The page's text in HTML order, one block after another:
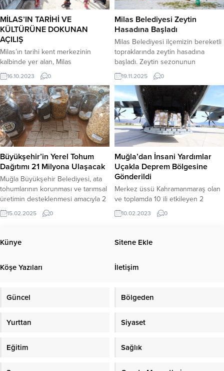
Kahramanmaraş olan ve 10 ilde
yıkıma neden olan...
ormanlık alana sıçrayan orman
yangın, havadan ve karadan...
MİLAS’IN TARİHİ VE
KÜLTÜRÜNE DOKUNAN
AÇILIŞ
Milas’ın tarihi kent merkezinin
kalbinde yer alan, Milas
Belediyesi’nce yürütülen
restorasyon çalışmalarının ardından
yeniden kent yaşamına adapte
edilen 300 yıllık Çöllüoğlu Hanı’nın
açılışı gerçekleştirildi. Han içerisine
oluşturulan ‘Milas Kent Belleği
Turhan Selçuk Anı Odası’ ile ‘İhsan
Küçüktaş Minyatür Milas Eserleri
Müzesi’nin de açılışının yapıldığı
etkinlikte, ünlü karikatüristlerin de
katılımıyla 13....
16.10.2023 0
Milas Belediyesi Zeytin
Hasadına Başladı
Milas Belediyesi ilçemizin bereketli
topraklarında zeytin hasadına
başladı. Zeytin sezonunun
başlamasıyla kolları sıvayan Milas
Belediyesi ekipleri, mülkiyeti
belediyeye ait olan arazilerde
bulunan zeytin ağaçlarında hasat
çalışmalarına başladı. Hem üretimi
teşvik eden hem de kendi
ürünlerini üreten Milas Belediyesi
çalışmalarını titizlikle sürdürüyor. Yıl
boyunca bakımları düzenli olarak
yapılan ve özenle korunan...
19.11.2025 0
Büyükşehir’in Yerel Tohum
Dağıtımı 21 Milyona Ulaşacak
Muğla Büyükşehir Belediyesi, ata
tohumlarının korunması ve tarımsal
üretimin desteklenmesi amacıyla 2
milyon yerel tohumu toprakla
buluşturmaya başlıyor. 2016 yılında
tarafından “Yerel Tohum, Ulusal
Güç” sloganıyla başlatılan proje
19 milyon tohum dağıtıldı. 2025
15.02.2025 0
Muğla’dan İnsani Yardımlar
Uçakla Deprem Bölgesine
Gönderildi
Merkez üssü Kahramanmaraş olan
ve toplamda 10 ili etkileyen 2
büyük depremin ardından
Muğla’dan kara, deniz ve
ve diğer yardım malzemeleri
malzeme, gıda, battaniye, su, hijyen
Milas – Bodrum...
10.02.2023 0
Künye Sitene Ekle
Köşe Yazıları İletişim
Güncel Bölgeden
Yurttan Siyaset
Eğitim Sağlık